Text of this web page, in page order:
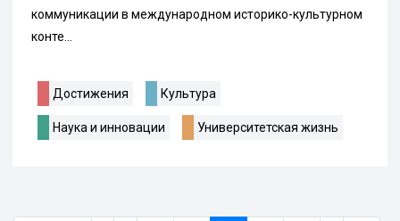
коммуникации в международном историко-культурном
конте...
Достижения Культура
Наука и инновации Университетская жизнь